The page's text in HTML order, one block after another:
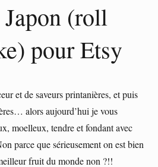
(roll
pour Etsy
et de saveurs printanières, et puis
alors aujourd’hui je vous
moelleux, tendre et fondant avec
parce que sérieusement on est bien
fruit du monde non ?!!